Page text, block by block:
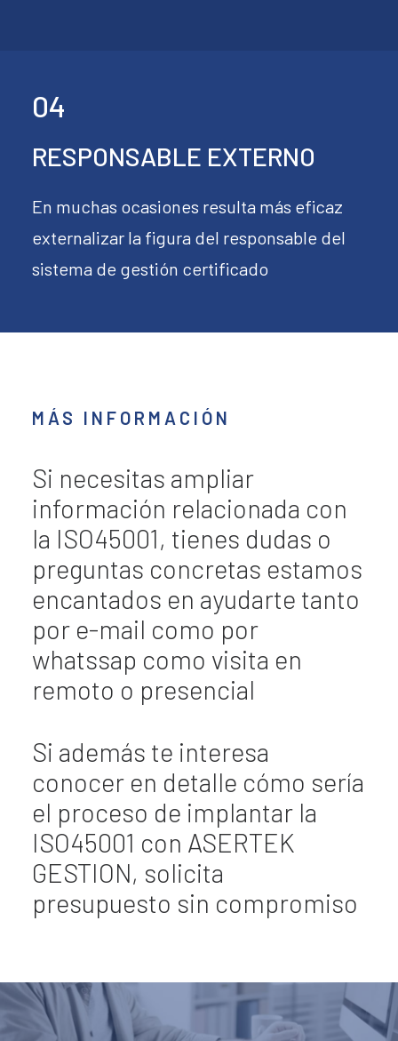
04
RESPONSABLE EXTERNO
En muchas ocasiones resulta más eficaz
externalizar la figura del responsable del
sistema de gestión certificado
MÁS INFORMACIÓN
Si necesitas ampliar
información relacionada con
la ISO45001, tienes dudas o
preguntas concretas estamos
encantados en ayudarte tanto
por e-mail como por
whatssap como visita en
remoto o presencial
Si además te interesa
conocer en detalle cómo sería
el proceso de implantar la
ISO45001 con ASERTEK
GESTION, solicita
presupuesto sin compromiso